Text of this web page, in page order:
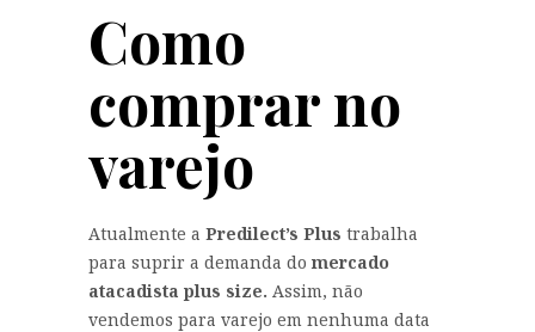
Como
comprar no
varejo
Atualmente a Predilect’s Plus trabalha
para suprir a demanda do mercado
atacadista plus size. Assim, não
vendemos para varejo em nenhuma data